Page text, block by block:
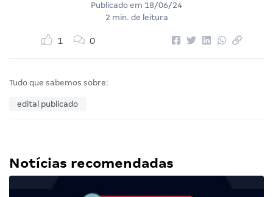
Publicado em 18/06/24
2 min. de leitura
1 0
Tudo que sabemos sobre:
edital publicado
Notícias recomendadas